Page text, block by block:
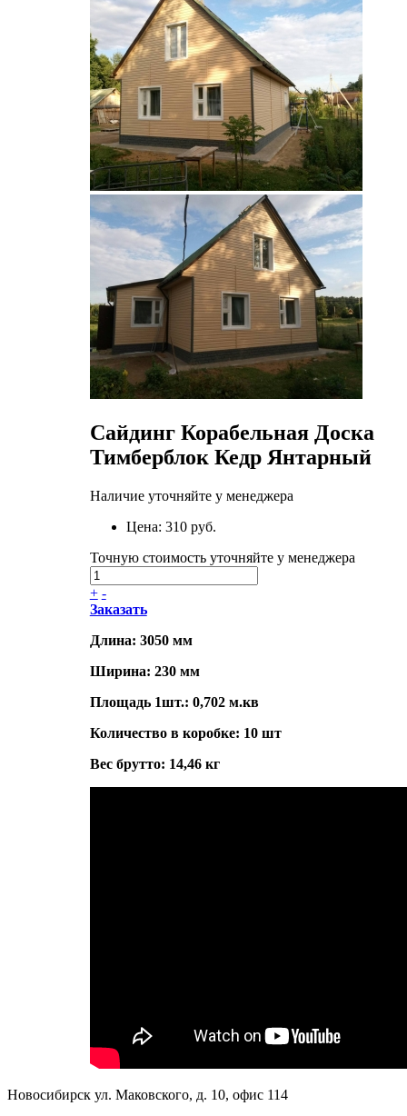
Сайдинг Корабельная Доска
Тимберблок Кедр Янтарный
Наличие уточняйте у менеджера
Цена: 310 руб.
Точную стоимость уточняйте у менеджера
+ -
Заказать
Длина: 3050 мм
Ширина: 230 мм
Площадь 1шт.: 0,702 м.кв
Количество в коробке: 10 шт
Вес брутто: 14,46 кг
Новосибирск ул. Маковского, д. 10, офис 114